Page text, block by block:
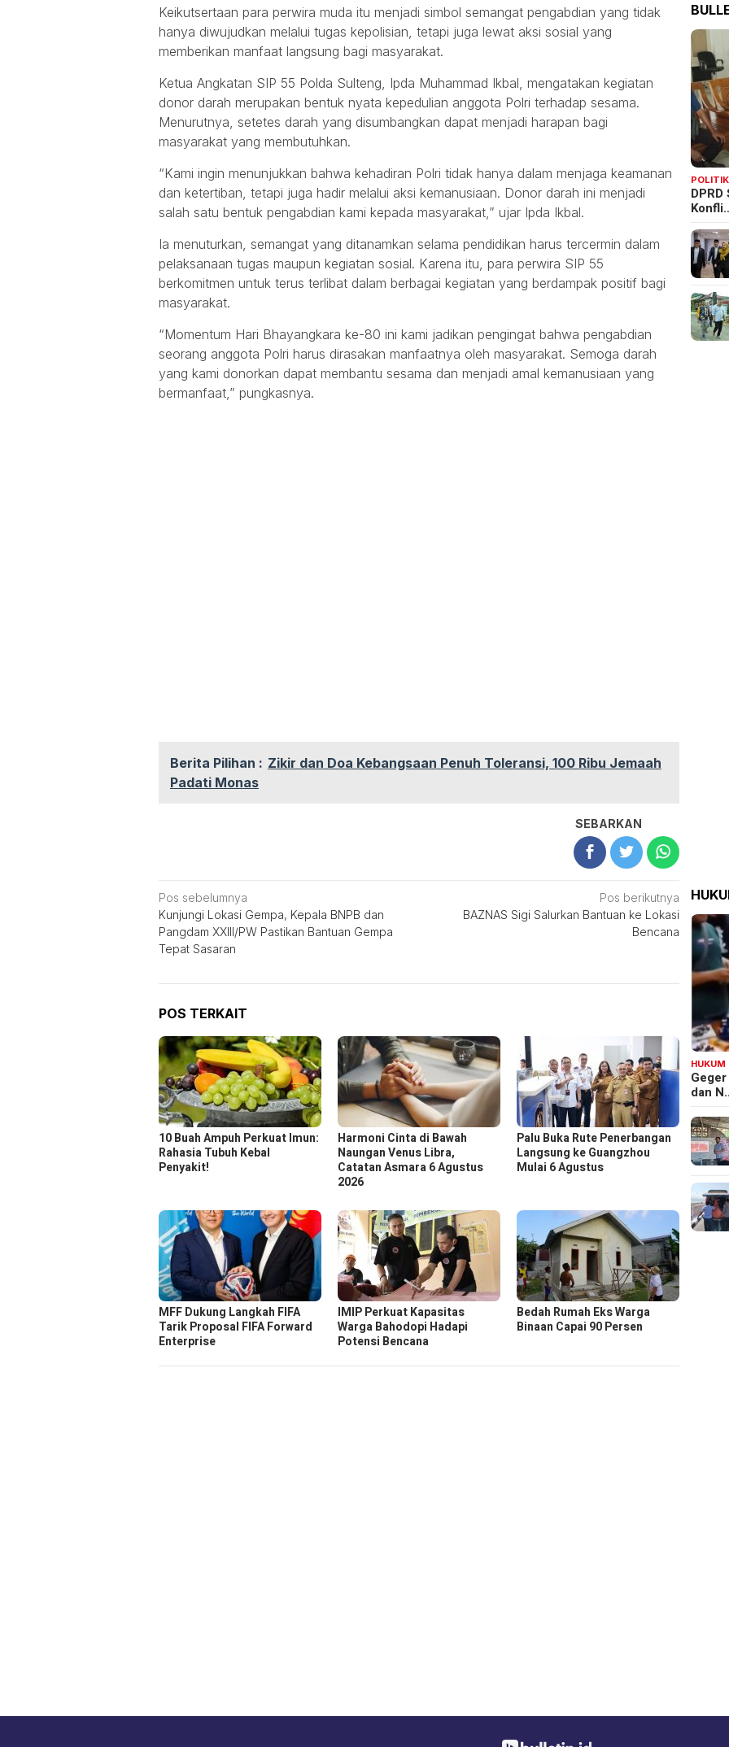
Keikutsertaan para perwira muda itu menjadi simbol semangat pengabdian yang tidak
hanya diwujudkan melalui tugas kepolisian, tetapi juga lewat aksi sosial yang
memberikan manfaat langsung bagi masyarakat.
Ketua Angkatan SIP 55 Polda Sulteng, Ipda Muhammad Ikbal, mengatakan kegiatan
donor darah merupakan bentuk nyata kepedulian anggota Polri terhadap sesama.
Menurutnya, setetes darah yang disumbangkan dapat menjadi harapan bagi
masyarakat yang membutuhkan.
“Kami ingin menunjukkan bahwa kehadiran Polri tidak hanya dalam menjaga keamanan
dan ketertiban, tetapi juga hadir melalui aksi kemanusiaan. Donor darah ini menjadi
salah satu bentuk pengabdian kami kepada masyarakat,” ujar Ipda Ikbal.
Ia menuturkan, semangat yang ditanamkan selama pendidikan harus tercermin dalam
pelaksanaan tugas maupun kegiatan sosial. Karena itu, para perwira SIP 55
berkomitmen untuk terus terlibat dalam berbagai kegiatan yang berdampak positif bagi
masyarakat.
“Momentum Hari Bhayangkara ke-80 ini kami jadikan pengingat bahwa pengabdian
seorang anggota Polri harus dirasakan manfaatnya oleh masyarakat. Semoga darah
yang kami donorkan dapat membantu sesama dan menjadi amal kemanusiaan yang
bermanfaat,” pungkasnya.
Berita Pilihan : Zikir dan Doa Kebangsaan Penuh Toleransi, 100 Ribu Jemaah
Padati Monas
SEBARKAN
Navigasi
pos
Pos sebelumnya
Kunjungi Lokasi Gempa, Kepala BNPB dan
Pangdam XXIII/PW Pastikan Bantuan Gempa
Tepat Sasaran
Pos berikutnya
BAZNAS Sigi Salurkan Bantuan ke Lokasi
Bencana
POS TERKAIT
10 Buah Ampuh Perkuat Imun:
Rahasia Tubuh Kebal
Penyakit!
Harmoni Cinta di Bawah
Naungan Venus Libra,
Catatan Asmara 6 Agustus
2026
Palu Buka Rute Penerbangan
Langsung ke Guangzhou
Mulai 6 Agustus
MFF Dukung Langkah FIFA
Tarik Proposal FIFA Forward
Enterprise
IMIP Perkuat Kapasitas
Warga Bahodopi Hadapi
Potensi Bencana
Bedah Rumah Eks Warga
Binaan Capai 90 Persen
POLITIK
HUKUM
dan